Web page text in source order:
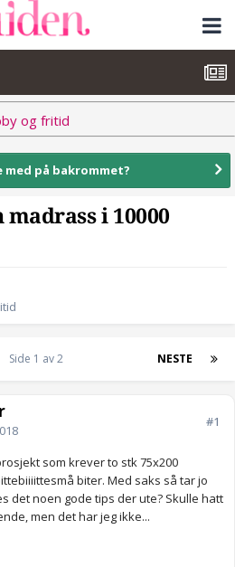
og fritid
med på bakrommet?
i 10000
NESTE
Side 1 av 2
#1
som krever to stk 75x200
biter. Med saks så tar jo
det noen gode tips der ute? Skulle hatt
men det har jeg ikke...